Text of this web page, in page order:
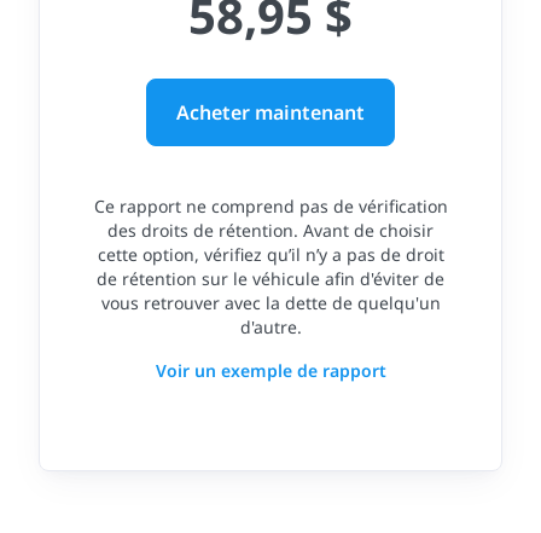
58,95 $
Acheter maintenant
Ce rapport ne comprend pas de vérification
des droits de rétention. Avant de choisir
cette option, vérifiez qu’il n’y a pas de droit
de rétention sur le véhicule afin d'éviter de
vous retrouver avec la dette de quelqu'un
d'autre.
Voir un exemple de rapport